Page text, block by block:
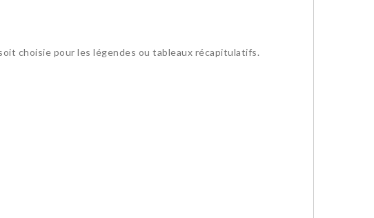
choisie pour les légendes ou tableaux récapitulatifs.